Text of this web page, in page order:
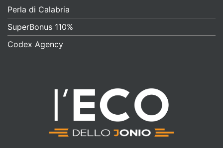
Perla di Calabria
SuperBonus 110%
Codex Agency